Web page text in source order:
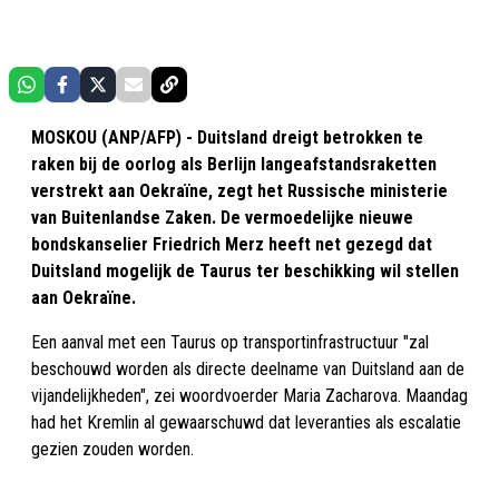
MOSKOU (ANP/AFP) - Duitsland dreigt betrokken te
raken bij de oorlog als Berlijn langeafstandsraketten
verstrekt aan Oekraïne, zegt het Russische ministerie
van Buitenlandse Zaken. De vermoedelijke nieuwe
bondskanselier Friedrich Merz heeft net gezegd dat
Duitsland mogelijk de Taurus ter beschikking wil stellen
aan Oekraïne.
Een aanval met een Taurus op transportinfrastructuur "zal
beschouwd worden als directe deelname van Duitsland aan de
vijandelijkheden", zei woordvoerder Maria Zacharova. Maandag
had het Kremlin al gewaarschuwd dat leveranties als escalatie
gezien zouden worden.